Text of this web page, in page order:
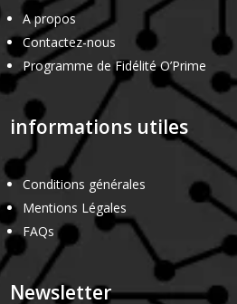
A propos
Contactez-nous
Programme de Fidélité O’Prime
informations utiles
Conditions générales
Mentions Légales
FAQs
Newsletter